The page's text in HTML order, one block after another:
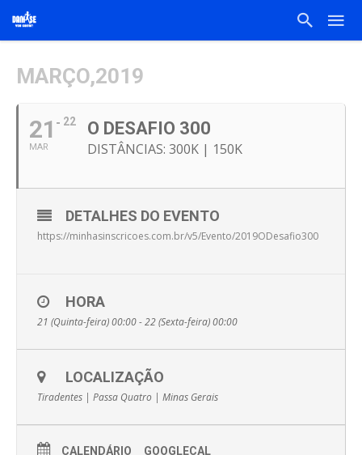
MARÇO,2019
21
MAR
22 O DESAFIO 300
DISTÂNCIAS: 300K | 150K
DETALHES DO EVENTO
https://minhasinscricoes.com.br/v5/Evento/2019ODesafio300
HORA
21 (Quinta-feira) 00:00 - 22 (Sexta-feira) 00:00
LOCALIZAÇÃO
Tiradentes | Passa Quatro | Minas Gerais
CALENDÁRIO GOOGLECAL